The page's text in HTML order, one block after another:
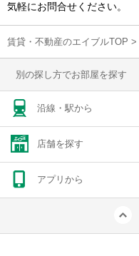
気軽にお問合せください。
賃貸・不動産のエイブルTOP >
別の探し方でお部屋を探す
沿線・駅から
店舗を探す
アプリから